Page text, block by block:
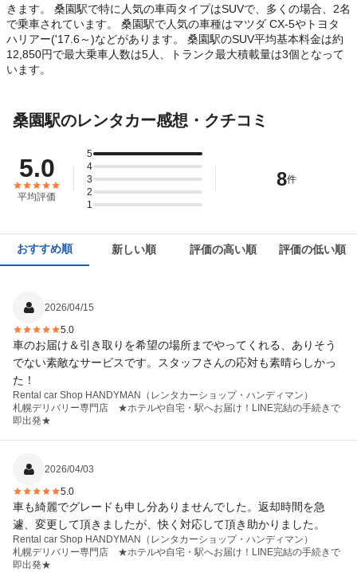
きます。 桑園駅で特に人気の車両タイプはSUVで、多くの場合、2名
で乗車されています。 桑園駅で人気の車種はマツダ CX-5やトヨタ
ハリアー('17.6～)などがあります。 桑園駅のSUV平均基本料金は約
12,850円で最大乗車人数は5人、トランク最大積載量は3個となって
います。
桑園駅のレンタカー感想・クチコミ
5.0
平均評価
5
4
3
2
1
8件
おすすめ順 新しい順 評価の高い順 評価の低い順
2026/04/15
5.0
車のお届け＆引き取りを希望の場所までやってくれる、ありそう
でない素敵なサービスです。スタッフさんの応対も素晴らしかっ
た！
Rental car Shop HANDYMAN（レンタカーショップ・ハンディマン）
札幌デリバリー専門店 ★ホテルや自宅・駅へお届け！LINE完結の手続きで
即出発★
2026/04/03
5.0
車も綺麗でグレードも申し分ありませんでした。返却時間を急
遽、変更して頂きましたが、快く対応して頂き助かりました。
Rental car Shop HANDYMAN（レンタカーショップ・ハンディマン）
札幌デリバリー専門店 ★ホテルや自宅・駅へお届け！LINE完結の手続きで
即出発★